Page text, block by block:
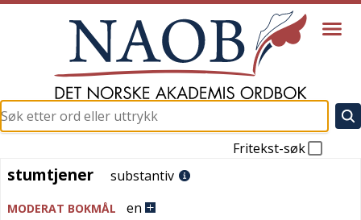
Fritekst-søk
stumtjener
stumtjener substantiv
MODERAT BOKMÅL en